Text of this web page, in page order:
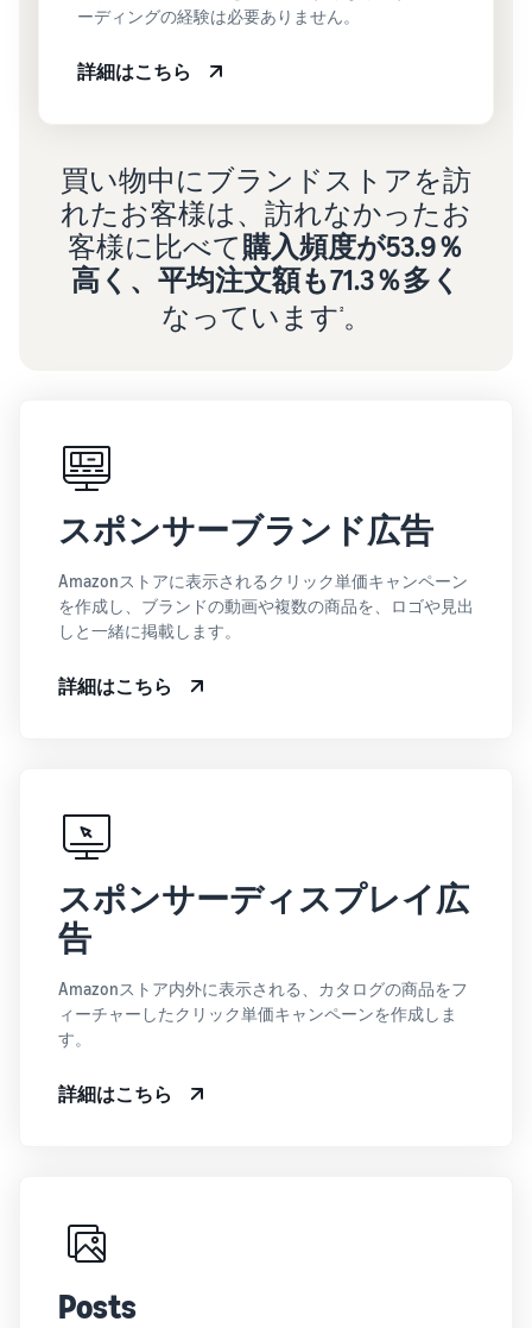
ーディングの経験は必要ありません。
詳細はこちら
買い物中にブランドストアを訪
れたお客様は、訪れなかったお
客様に比べて購入頻度が53.9％
高く、平均注文額も71.3％多く
なっています²。
スポンサーブランド広告
Amazonストアに表示されるクリック単価キャンペーン
を作成し、ブランドの動画や複数の商品を、ロゴや見出
しと一緒に掲載します。
詳細はこちら
スポンサーディスプレイ広
告
Amazonストア内外に表示される、カタログの商品をフ
ィーチャーしたクリック単価キャンペーンを作成しま
す。
詳細はこちら
Posts